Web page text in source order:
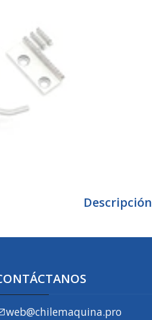
Descripción
web@chilemaquina.pro